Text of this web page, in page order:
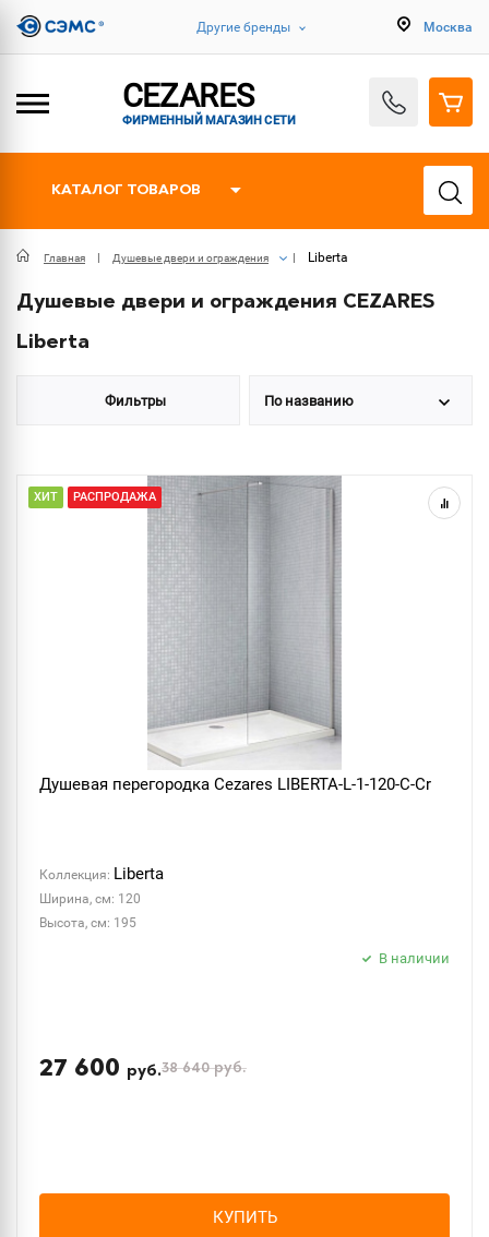
Другие бренды Москва
CEZARES
ФИРМЕННЫЙ МАГАЗИН СЕТИ
КАТАЛОГ ТОВАРОВ
Главная Душевые двери и ограждения Liberta
Душевые двери и ограждения CEZARES
Liberta
Фильтры По названию
ХИТ РАСПРОДАЖА
Душевая перегородка Cezares LIBERTA-L-1-120-C-Cr
Коллекция: Liberta
Ширина, см: 120
Высота, см: 195
В наличии
27 600 руб.38 640руб.
КУПИТЬ